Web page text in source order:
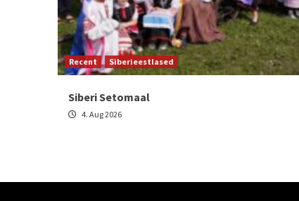
Recent Siberieestlased
Siberi Setomaal
4. Aug 2026